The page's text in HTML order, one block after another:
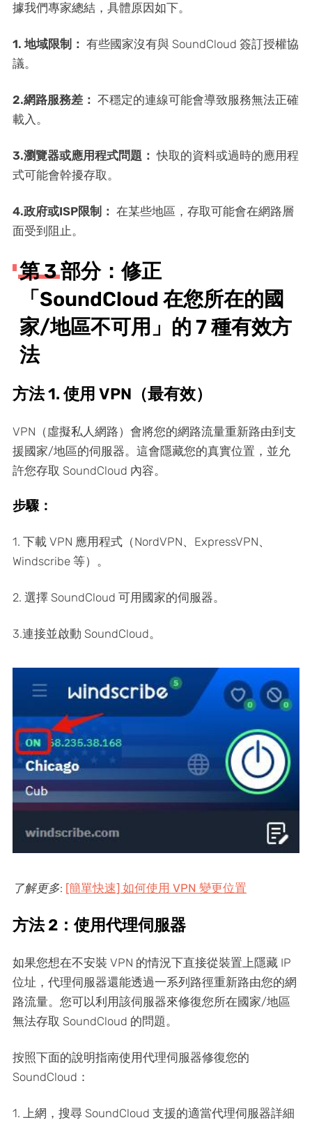
據我們專家總結，具體原因如下。
1. 地域限制： 有些國家沒有與 SoundCloud 簽訂授權協
議。
2.網路服務差： 不穩定的連線可能會導致服務無法正確
載入。
3.瀏覽器或應用程式問題：快取的資料或過時的應用程
式可能會幹擾存取。
4.政府或ISP限制： 在某些地區，存取可能會在網路層
面受到阻止。
第 3 部分：修正
「SoundCloud 在您所在的國
家/地區不可用」的 7 種有效方
法
方法 1. 使用 VPN（最有效）
VPN（虛擬私人網路）會將您的網路流量重新路由到支
援國家/地區的伺服器。這會隱藏您的真實位置，並允
許您存取 SoundCloud 內容。
步驟：
1. 下載 VPN 應用程式（NordVPN、ExpressVPN、
Windscribe 等）。
2. 選擇 SoundCloud 可用國家的伺服器。
3.連接並啟動 SoundCloud。
了解更多: [簡單快速] 如何使用 VPN 變更位置
方法 2：使用代理伺服器
如果您想在不安裝 VPN 的情況下直接從裝置上隱藏 IP
位址，代理伺服器還能透過一系列路徑重新路由您的網
路流量。您可以利用該伺服器來修復您所在國家/地區
無法存取 SoundCloud 的問題。
按照下面的說明指南使用代理伺服器修復您的
SoundCloud：
1. 上網，搜尋 SoundCloud 支援的適當代理伺服器詳細